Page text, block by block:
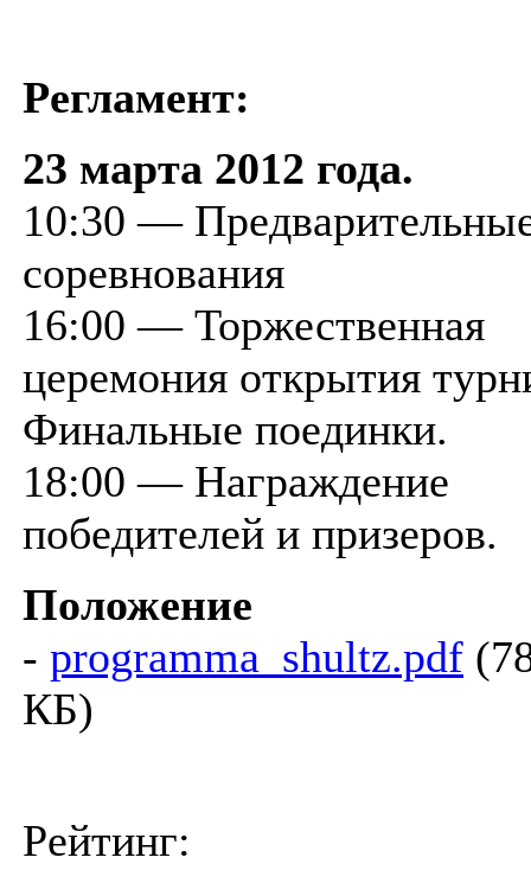
Регламент:
23 марта 2012 года.
10:30 —
соревнования
16:00 — Торжественная
церемония открытия
Финальные поединки.
18:00 — Награждение
победителей и призеров.
Положение
- programma_shultz.pdf
КБ)
Рейтинг: